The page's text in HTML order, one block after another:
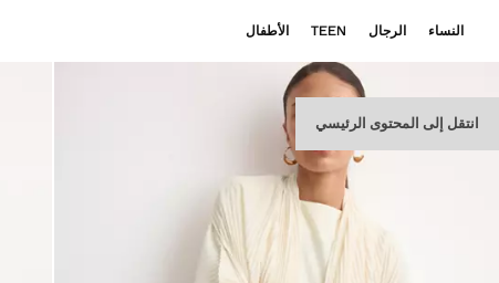
انتقل إلى المحتوى الرئيسي
النساء الرجال TEEN الأطفال